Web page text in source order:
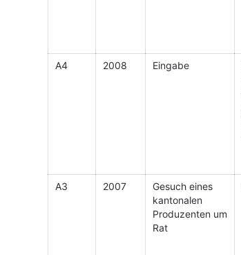
A4 2008 Eingabe
A3 2007
Gesuch eines
kantonalen
Produzenten um
Rat